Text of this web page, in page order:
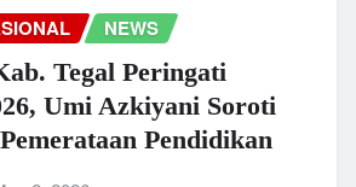
NEWS
Tegal Peringati
Umi Azkiyani Soroti
Pendidikan